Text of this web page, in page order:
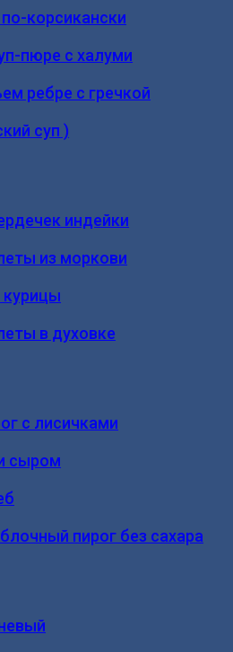
корсикански
пюре с халуми
ребре с гречкой
суп )
индейки
из моркови
курицы
в духовке
с лисичками
сыром
пирог без сахара